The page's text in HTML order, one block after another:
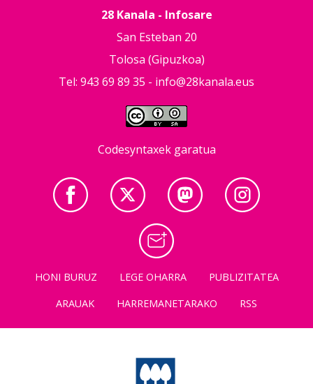
28 Kanala - Infosare
San Esteban 20
Tolosa (Gipuzkoa)
Tel: 943 69 89 35 - info@28kanala.eus
Codesyntaxek garatua
HONI BURUZ LEGE OHARRA
PUBLIZITATEA
ARAUAK
HARREMANETARAKO RSS